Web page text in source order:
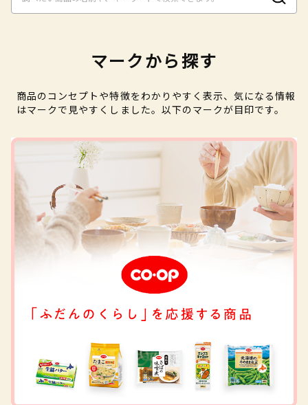
マークから探す
商品のコンセプトや特徴をわかりやすく表示、気になる情報
はマークで見やすくしました。以下のマークが目印です。